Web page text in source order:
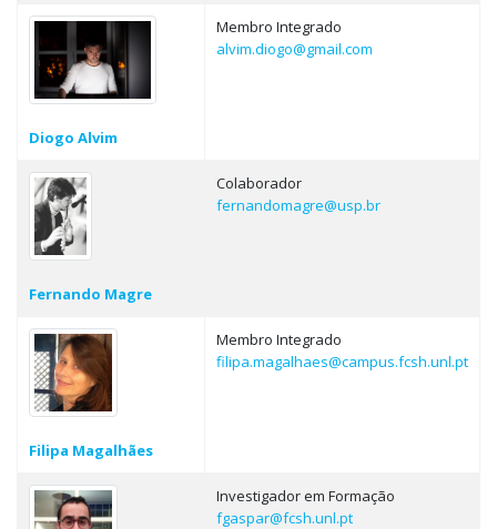
Diogo Alvim
Membro Integrado
alvim.diogo@gmail.com
Fernando Magre
Colaborador
fernandomagre@usp.br
Filipa Magalhães
Membro Integrado
filipa.magalhaes@campus.fcsh.unl.pt
Investigador em Formação
fgaspar@fcsh.unl.pt